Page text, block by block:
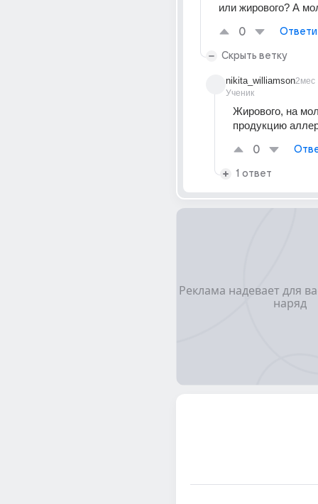
или жирового? А
0
Скрыть ветку
nikita_williamson
Ученик
2мес
Жирового, на
продукцию
0
1 ответ